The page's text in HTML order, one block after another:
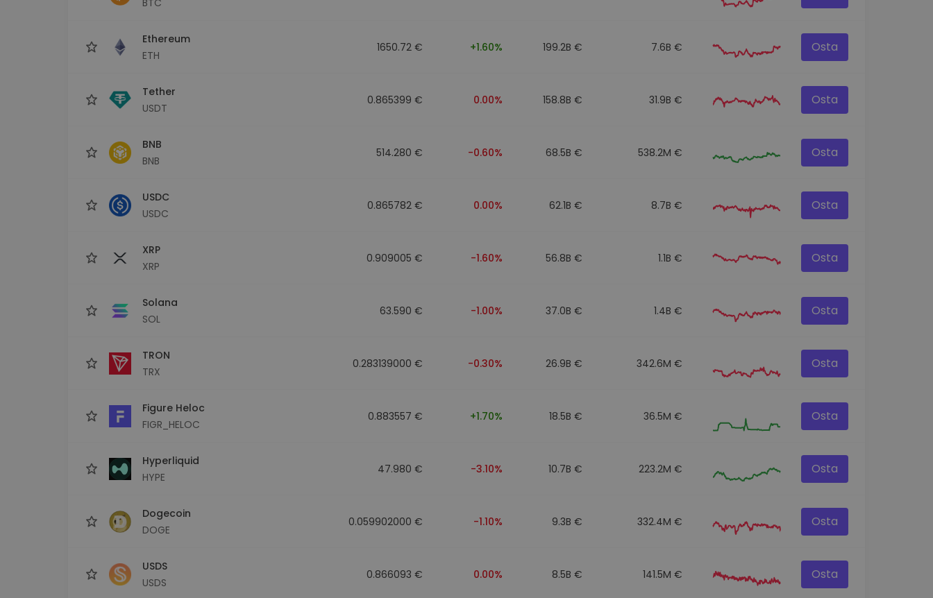
Ethereum
ETH
1650.72 € +1.60% 199.2B € 7.6B € Osta
Tether
USDT
0.865399 € 0.00% 158.8B € 31.9B € Osta
BNB
BNB
514.280 € -0.60% 68.5B € 538.2M € Osta
USDC
USDC
0.865782 € 0.00% 62.1B € 8.7B € Osta
XRP
XRP
0.909005 € -1.60% 56.8B € 1.1B € Osta
Solana
SOL
63.590 € -1.00% 37.0B € 1.4B € Osta
TRON
TRX
0.283139000 € -0.30% 26.9B € 342.6M € Osta
Figure Heloc
FIGR_HELOC
0.883557 € +1.70% 18.5B € 36.5M € Osta
Hyperliquid
HYPE
47.980 € -3.10% 10.7B € 223.2M € Osta
Dogecoin
DOGE
0.059902000 € -1.10% 9.3B € 332.4M € Osta
USDS
USDS
0.866093 € 0.00% 8.5B € 141.5M € Osta